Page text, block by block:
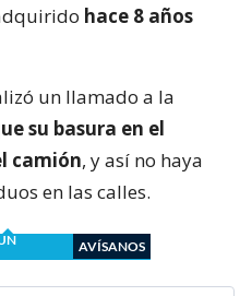
hace 8 años
un llamado a la
su basura en el
camión, y así no haya
en las calles.
AVÍSANOS